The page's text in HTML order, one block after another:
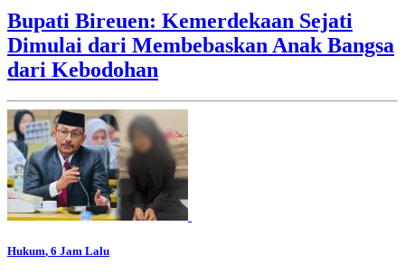
Bupati Bireuen: Kemerdekaan Sejati
Dimulai dari Membebaskan Anak Bangsa
dari Kebodohan
Hukum, 6 Jam Lalu